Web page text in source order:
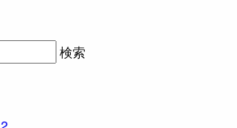
検索